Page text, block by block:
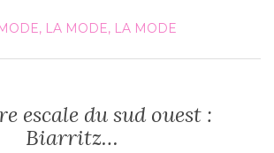
LA MODE, LA MODE
escale du sud ouest :
Biarritz…